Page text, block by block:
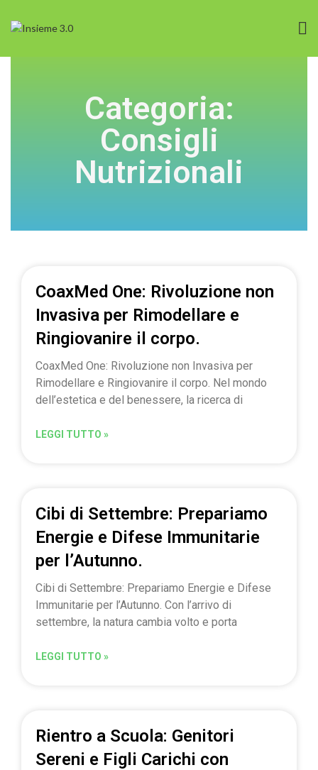
Categoria:
Consigli
Nutrizionali
CoaxMed One: Rivoluzione non
Invasiva per Rimodellare e
Ringiovanire il corpo.
CoaxMed One: Rivoluzione non Invasiva per
Rimodellare e Ringiovanire il corpo. Nel mondo
dell’estetica e del benessere, la ricerca di
LEGGI TUTTO »
Cibi di Settembre: Prepariamo
Energie e Difese Immunitarie
per l’Autunno.
Cibi di Settembre: Prepariamo Energie e Difese
Immunitarie per l’Autunno. Con l’arrivo di
settembre, la natura cambia volto e porta
LEGGI TUTTO »
Rientro a Scuola: Genitori
Sereni e Figli Carichi con